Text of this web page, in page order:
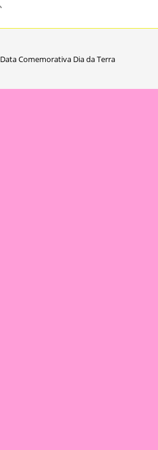
Data Comemorativa Dia da Terra